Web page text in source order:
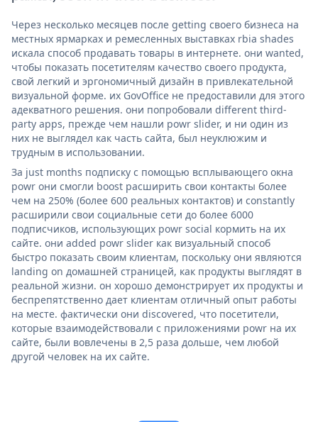
Через несколько месяцев после getting своего бизнеса на
местных ярмарках и ремесленных выставках rbia shades
искала способ продавать товары в интернете. они wanted,
чтобы показать посетителям качество своего продукта,
свой легкий и эргономичный дизайн в привлекательной
визуальной форме. их GovOffice не предоставили для этого
адекватного решения. они попробовали different third-
party apps, прежде чем нашли powr slider, и ни один из
них не выглядел как часть сайта, был неуклюжим и
трудным в использовании.
За just months подписку с помощью всплывающего окна
powr они смогли boost расширить свои контакты более
чем на 250% (более 600 реальных контактов) и constantly
расширили свои социальные сети до более 6000
подписчиков, использующих powr social кормить на их
сайте. они added powr slider как визуальный способ
быстро показать своим клиентам, поскольку они являются
landing on домашней страницей, как продукты выглядят в
реальной жизни. он хорошо демонстрирует их продукты и
беспрепятственно дает клиентам отличный опыт работы
на месте. фактически они discovered, что посетители,
которые взаимодействовали с приложениями powr на их
сайте, были вовлечены в 2,5 раза дольше, чем любой
другой человек на их сайте.